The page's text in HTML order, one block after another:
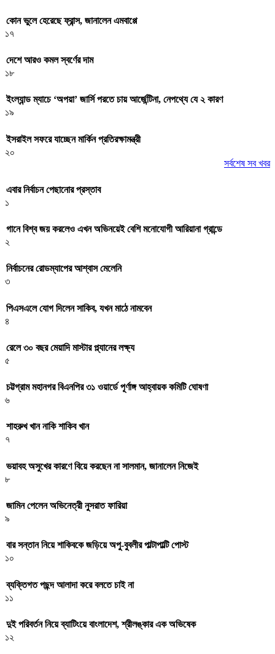
কোন ভুলে হেরেছে ফ্রান্স, জানালেন এমবাপ্পে
১৭
দেশে আরও কমল স্বর্ণের দাম
১৮
ইংল্যান্ড ম্যাচে ‘অপয়া’ জার্সি পরতে চায় আর্জেন্টিনা, নেপথ্যে যে ২ কারণ
১৯
ইসরাইল সফরে যাচ্ছেন মার্কিন প্রতিরক্ষামন্ত্রী
২০
সর্বশেষ সব খবর
এবার নির্বাচন পেছানোর প্রস্তাব
১
গানে বিশ্ব জয় করলেও এখন অভিনয়েই বেশি মনোযোগী আরিয়ানা গ্রান্ডে
২
নির্বাচনের রোডম্যাপের আশ্বাস মেলেনি
৩
পিএসএলে যোগ দিলেন সাকিব, যখন মাঠে নামবেন
৪
রেলে ৩০ বছর মেয়াদি মাস্টার প্ল্যানের লক্ষ্য
৫
চট্টগ্রাম মহানগর বিএনপির ৩১ ওয়ার্ডে পূর্ণাঙ্গ আহ্বায়ক কমিটি ঘোষণা
৬
শাহরুখ খান নাকি শাকিব খান
৭
ভয়াবহ অসুখের কারণে বিয়ে করছেন না সালমান, জানালেন নিজেই
৮
জামিন পেলেন অভিনেত্রী নুসরাত ফারিয়া
৯
বার সন্তান নিয়ে শাকিবকে জড়িয়ে অপু-বুবলীর পাল্টাপাল্টি পোস্ট
১০
ব্যক্তিগত পছন্দ আলাদা করে বলতে চাই না
১১
দুই পরিবর্তন নিয়ে ব্যাটিংয়ে বাংলাদেশ, শ্রীলঙ্কার এক অভিষেক
১২